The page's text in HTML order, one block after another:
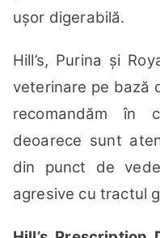
ușor digerabilă.
Hill’s, Purina și
veterinare pe bază
recomandăm în
deoarece sunt
din punct de
agresive cu tractul